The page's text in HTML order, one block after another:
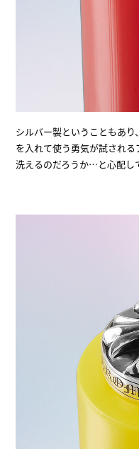
シルバー製ということもあ
を入れて使う勇気が試され
洗えるのだろうか…と心配し